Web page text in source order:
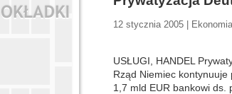
12 stycznia 2005 |
USŁUGI, HANDEL
Rząd Niemiec kontynuuje
1,7 mld EUR bankowi ds.